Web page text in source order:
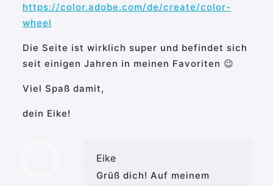
https://color.adobe.com/de/create/color-
wheel
Die Seite ist wirklich super und befindet sich
seit einigen Jahren in meinen Favoriten 😉
Viel Spaß damit,
dein Eike!
Eike
Grüß dich! Auf meinem